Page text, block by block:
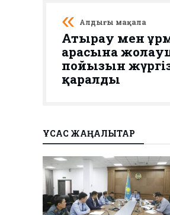
Алдыңғы мақала
Атырау мен
арасына
пойызын
қаралды
ҰҚСАС ЖАҢАЛЫҚТАР